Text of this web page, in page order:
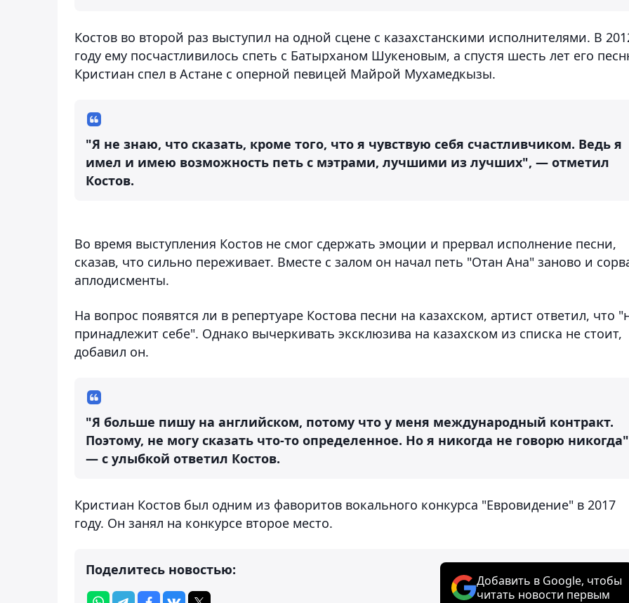
Костов во второй раз выступил на одной сцене с казахстанскими исполнителями. В
году ему посчастливилось спеть с Батырханом Шукеновым, а спустя шесть лет его
Кристиан спел в Астане с оперной певицей Майрой Мухамедкызы.
"Я не знаю, что сказать, кроме того, что я чувствую себя счастливчиком. Ведь я
имел и имею возможность петь с мэтрами, лучшими из лучших", — отметил
Костов.
Во время выступления Костов не смог сдержать эмоции и прервал исполнение песни,
сказав, что сильно переживает. Вместе с залом он начал петь "Отан Ана" заново и
аплодисменты.
На вопрос появятся ли в репертуаре Костова песни на казахском, артист ответил, что
принадлежит себе". Однако вычеркивать эксклюзива на казахском из списка не стоит,
добавил он.
"Я больше пишу на английском, потому что у меня международный контракт.
Поэтому, не могу сказать что-то определенное. Но я никогда не говорю
— с улыбкой ответил Костов.
Кристиан Костов был одним из фаворитов вокального конкурса "Евровидение" в 2017
году. Он занял на конкурсе второе место.
Поделитесь новостью:
Добавить в Google, чтобы
читать новости первым